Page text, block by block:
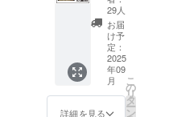
なりま
す
お願い
いたし
ます。
※御礼
メッ
セージ
メール
は3,000
円、
興祈願
花火
フェ
ニック
スを全
面にデ
ザイン
したタ
オルに
29人
お届
け予
定：
2025
年09
月
詳細を見る
こ
の
リ
タ
ー
ン